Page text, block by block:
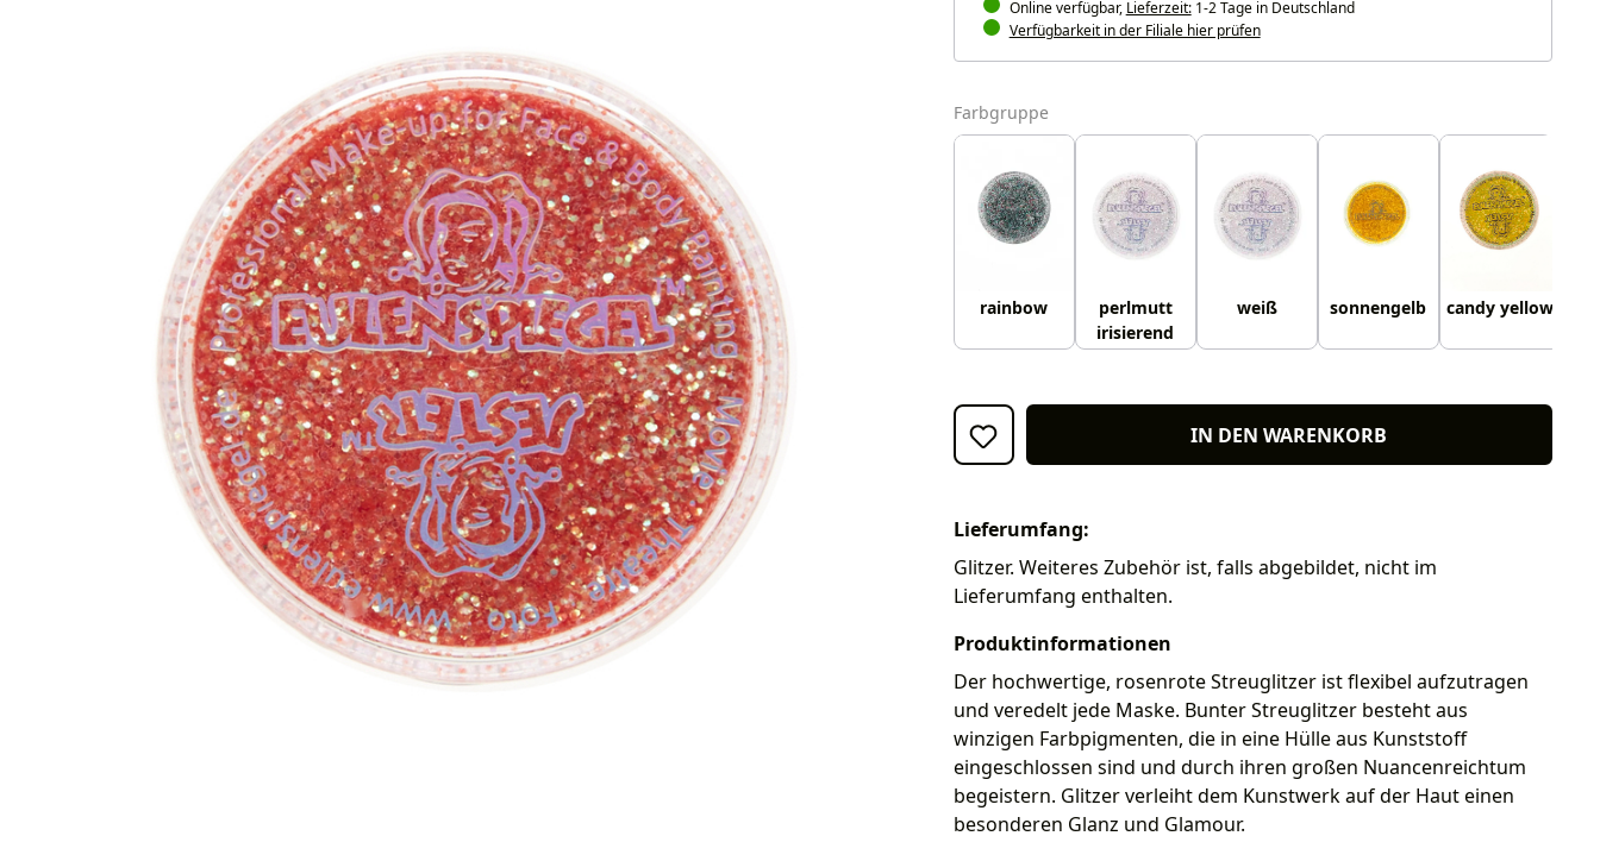
Online verfügbar, Lieferzeit:1-2 Tage in Deutschland
Verfügbarkeit in der Filiale hier prüfen
Farbgruppeauswählen
rainbow
perlmutt
irisierend
weiß sonnengelb candy yellow
IN DEN WARENKORB
Lieferumfang:
Glitzer. Weiteres Zubehör ist, falls abgebildet, nicht im
Lieferumfang enthalten.
Produktinformationen
Der hochwertige, rosenrote Streuglitzer ist flexibel aufzutragen
und veredelt jede Maske. Bunter Streuglitzer besteht aus
winzigen Farbpigmenten, die in eine Hülle aus Kunststoff
eingeschlossen sind und durch ihren großen Nuancenreichtum
begeistern. Glitzer verleiht dem Kunstwerk auf der Haut einen
besonderen Glanz und Glamour.